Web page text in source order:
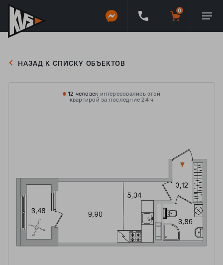
НАЗАД К СПИСКУ ОБЪЕКТОВ
12 человек интересовались этой
квартирой за последние 24 ч